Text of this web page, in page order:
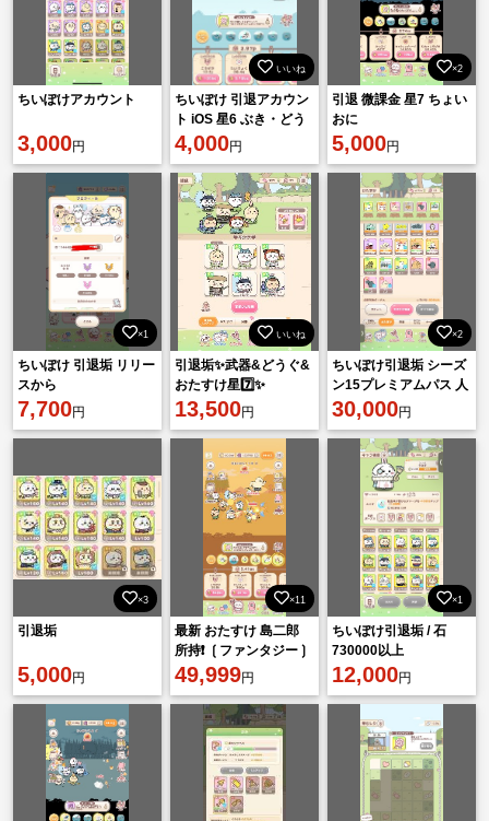
ちいぽけアカウント
3,000円
いいね
ちいぽけ 引退アカウン
ト iOS 星6 ぶき・どう
ぐ・おたすけ有り
4,000円
×2
引退 微課金 星7 ちょい
おに
5,000円
×1
ちいぽけ 引退垢 リリー
スから
7,700円
いいね
引退垢✨武器&どうぐ&
おたすけ星7️⃣✨
13,500円
×2
ちいぽけ引退垢 シーズ
ン15プレミアムパス 人
魚の島イベントプレミ
アムパス購入済
30,000円
×3
引退垢
5,000円
×11
最新 おたすけ 島二郎
所持❗ ❲ファンタジー❳
多数所持 ❲アイス❳モ
モンガ までの報酬キャ
ラコンプ
49,999円
×1
ちいぽけ引退垢 / 石
730000以上
12,000円